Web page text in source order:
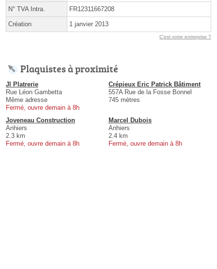
N° TVA Intra. FR12311667208
Création 1 janvier 2013
C'est votre entreprise ?
Plaquistes à proximité
Jl Platrerie
Rue Léon Gambetta
Même adresse
Fermé, ouvre demain à 8h
Crépieux Eric Patrick Bâtiment
557A Rue de la Fosse Bonnel
745 mètres
Joveneau Construction
Anhiers
2.3 km
Fermé, ouvre demain à 8h
Marcel Dubois
Anhiers
2.4 km
Fermé, ouvre demain à 8h